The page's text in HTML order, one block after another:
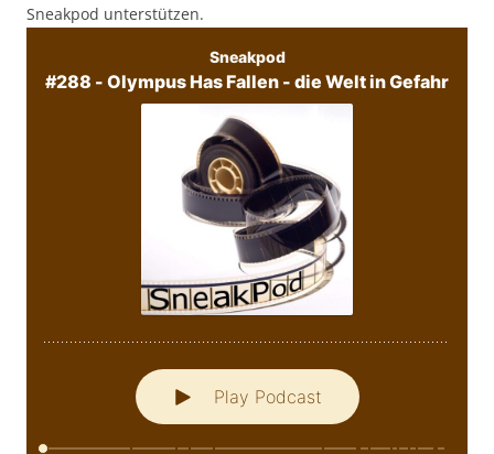
Sneakpod unterstützen.